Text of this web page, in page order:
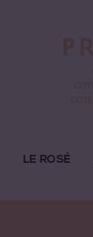
LE ROSÉ